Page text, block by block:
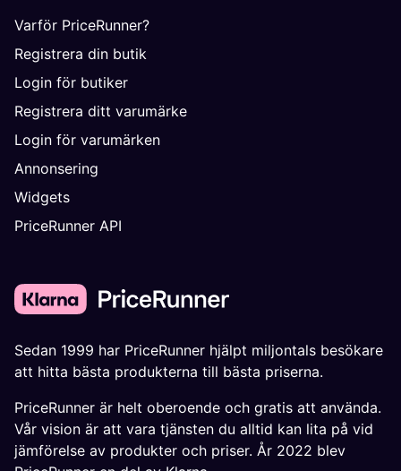
Varför PriceRunner?
Registrera din butik
Login för butiker
Registrera ditt varumärke
Login för varumärken
Annonsering
Widgets
PriceRunner API
Sedan 1999 har PriceRunner hjälpt miljontals besökare
att hitta bästa produkterna till bästa priserna.
PriceRunner är helt oberoende och gratis att använda.
Vår vision är att vara tjänsten du alltid kan lita på vid
jämförelse av produkter och priser. År 2022 blev